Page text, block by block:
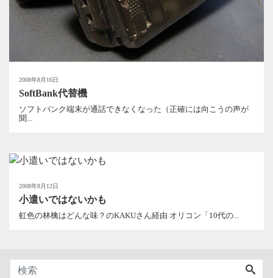
2008年8月16日
SoftBank代替機
ソフトバンク端末が通話できなくなった（正確には向こうの声が
聞...
2008年8月12日
小遣いではないかも
虹色の林檎はどんな味？のKAKUさん経由 オリコン「10代の...